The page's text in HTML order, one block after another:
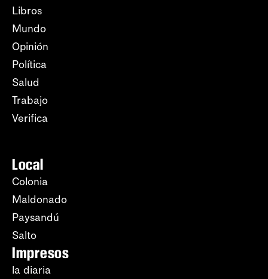
Libros
Mundo
Opinión
Política
Salud
Trabajo
Verifica
Local
Colonia
Maldonado
Paysandú
Salto
Impresos
la diaria